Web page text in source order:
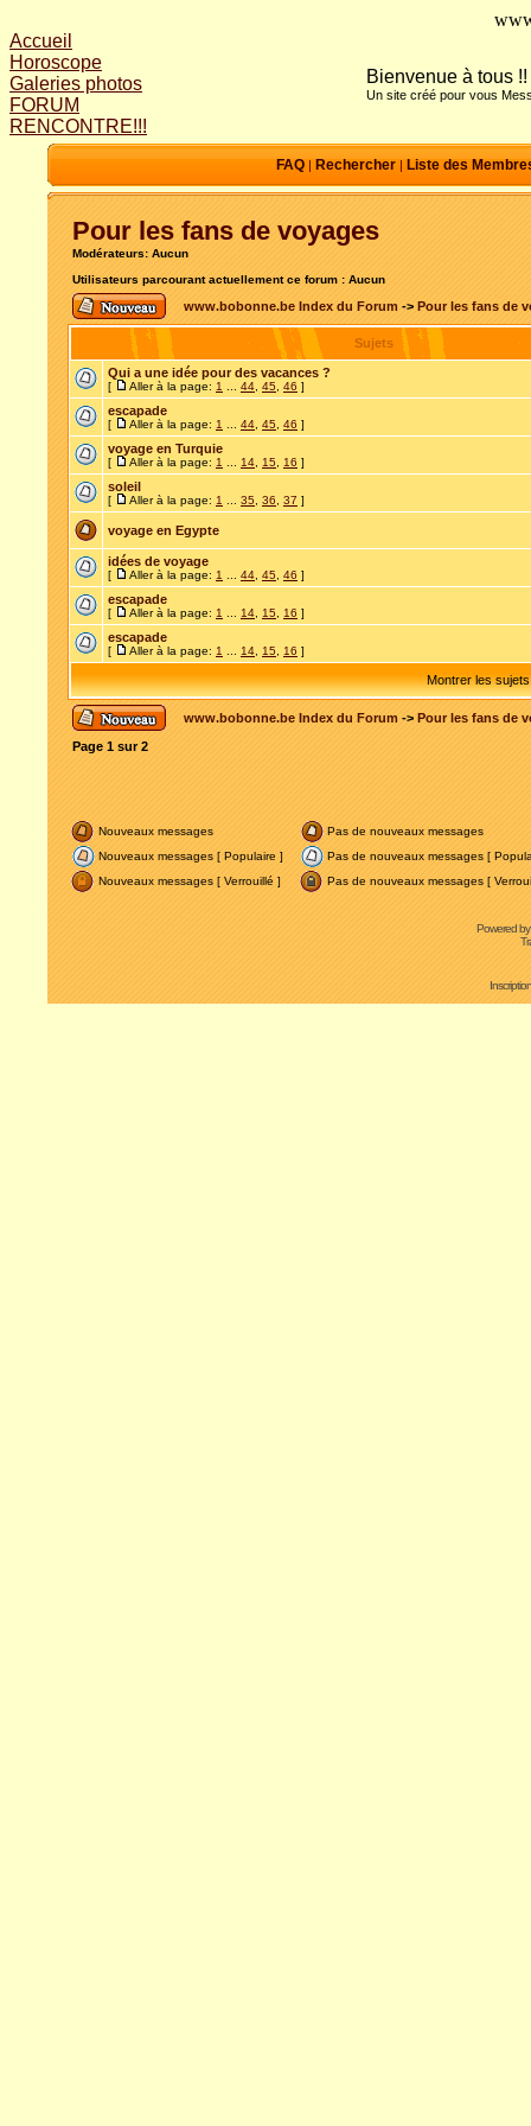
Accueil
Horoscope
Galeries photos
FORUM
RENCONTRE!!!
Bienvenue à tous !!
Un site créé pour vous
FAQ| Rechercher| Liste des
Pour les fans de voyages
Modérateurs: Aucun
Utilisateurs parcourant actuellement ce forum : Aucun
www.bobonne.be Index du Forum -> Pour les fans de
Sujets
Qui a une idée pour des vacances ?
[ Aller à la page: 1 44 45 46 ]
escapade
[ Aller à la page: 1 44 45 46 ]
voyage en Turquie
[ Aller à la page: 1 14 15 16 ]
soleil
[ Aller à la page: 1 35 36 37 ]
voyage en Egypte
idées de voyage
[ Aller à la page: 1 44 45 46 ]
escapade
[ Aller à la page: 1 14 15 16 ]
escapade
[ Aller à la page: 1 14 15 16 ]
Montrer les
www.bobonne.be Index du Forum -> Pour les fans de
Page 1 sur2
Nouveaux messages
Pas de nouveaux messages
Nouveaux messages [ Populaire ]
Pas de nouveaux messages [
Nouveaux messages [ Verrouillé ]
Pas de nouveaux messages [
Powered by